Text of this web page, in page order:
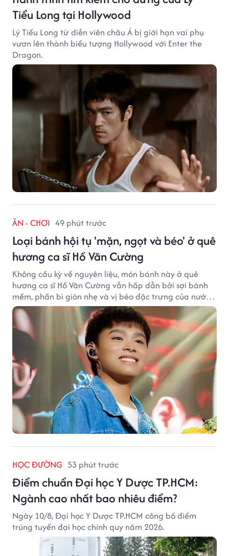
Tiểu Long tại Hollywood
Lý Tiểu Long từ diễn viên châu Á bị giới hạn vai phụ
vươn lên thành biểu tượng Hollywood với Enter the
Dragon.
ĂN - CHƠI 49 phút trước
Loại bánh hội tụ 'mặn, ngọt và béo' ở quê
hương ca sĩ Hồ Văn Cường
Không cầu kỳ về nguyên liệu, món bánh này ở quê
hương ca sĩ Hồ Văn Cường vẫn hấp dẫn bởi sợi bánh
mềm, phần bì giòn nhẹ và vị béo đặc trưng của nước
cốt dừa.
HỌC ĐƯỜNG 53 phút trước
Điểm chuẩn Đại học Y Dược TP.HCM:
Ngành cao nhất bao nhiêu điểm?
Ngày 10/8, Đại học Y Dược TP.HCM công bố điểm
trúng tuyển đại học chính quy năm 2026.